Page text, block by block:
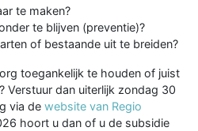
te maken?
te blijven (preventie)?
of bestaande uit te breiden?
toegankelijk te houden of juist
Verstuur dan uiterlijk zondag 30
via de website van Regio
hoort u dan of u de subsidie